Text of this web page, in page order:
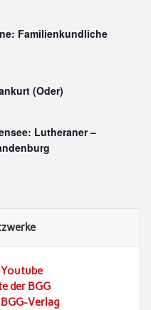
Familienkundliche
(Oder)
Lutheraner –
Youtube
der BGG
Verlag